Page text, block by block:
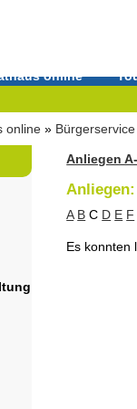
online
online » Bürgerservice
Anliegen
A B C D E F
Es konnten